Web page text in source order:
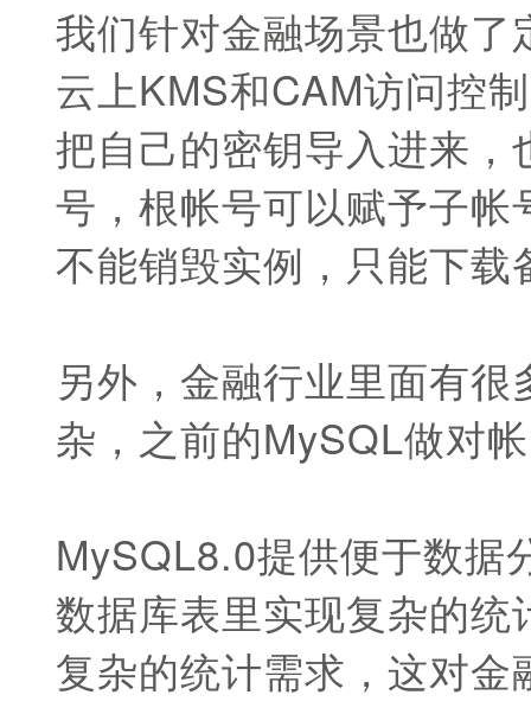
我们针对金融场景也做
云上KMS和CAM访问控
把自己的密钥导入进来
号，根帐号可以赋予子
不能销毁实例，只能下
另外，金融行业里面有
杂，之前的MySQL做对
MySQL8.0提供便于数据
数据库表里实现复杂的
复杂的统计需求，这对